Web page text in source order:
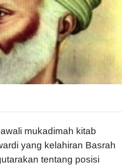
mukadimah kitab
yang kelahiran Basrah
tentang posisi